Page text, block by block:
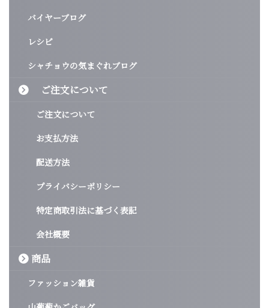
バイヤーブログ
レシピ
シャチョウの気まぐれブログ
ご注文について
ご注文について
お支払方法
配送方法
プライバシーポリシー
特定商取引法に基づく表記
会社概要
商品
ファッション雑貨